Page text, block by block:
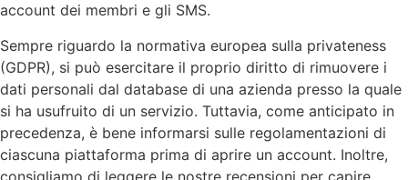
account dei membri e gli SMS.
Sempre riguardo la normativa europea sulla privateness
(GDPR), si può esercitare il proprio diritto di rimuovere i
dati personali dal database di una azienda presso la quale
si ha usufruito di un servizio. Tuttavia, come anticipato in
precedenza, è bene informarsi sulle regolamentazioni di
ciascuna piattaforma prima di aprire un account. Inoltre,
consigliamo di leggere le nostre recensioni per capire